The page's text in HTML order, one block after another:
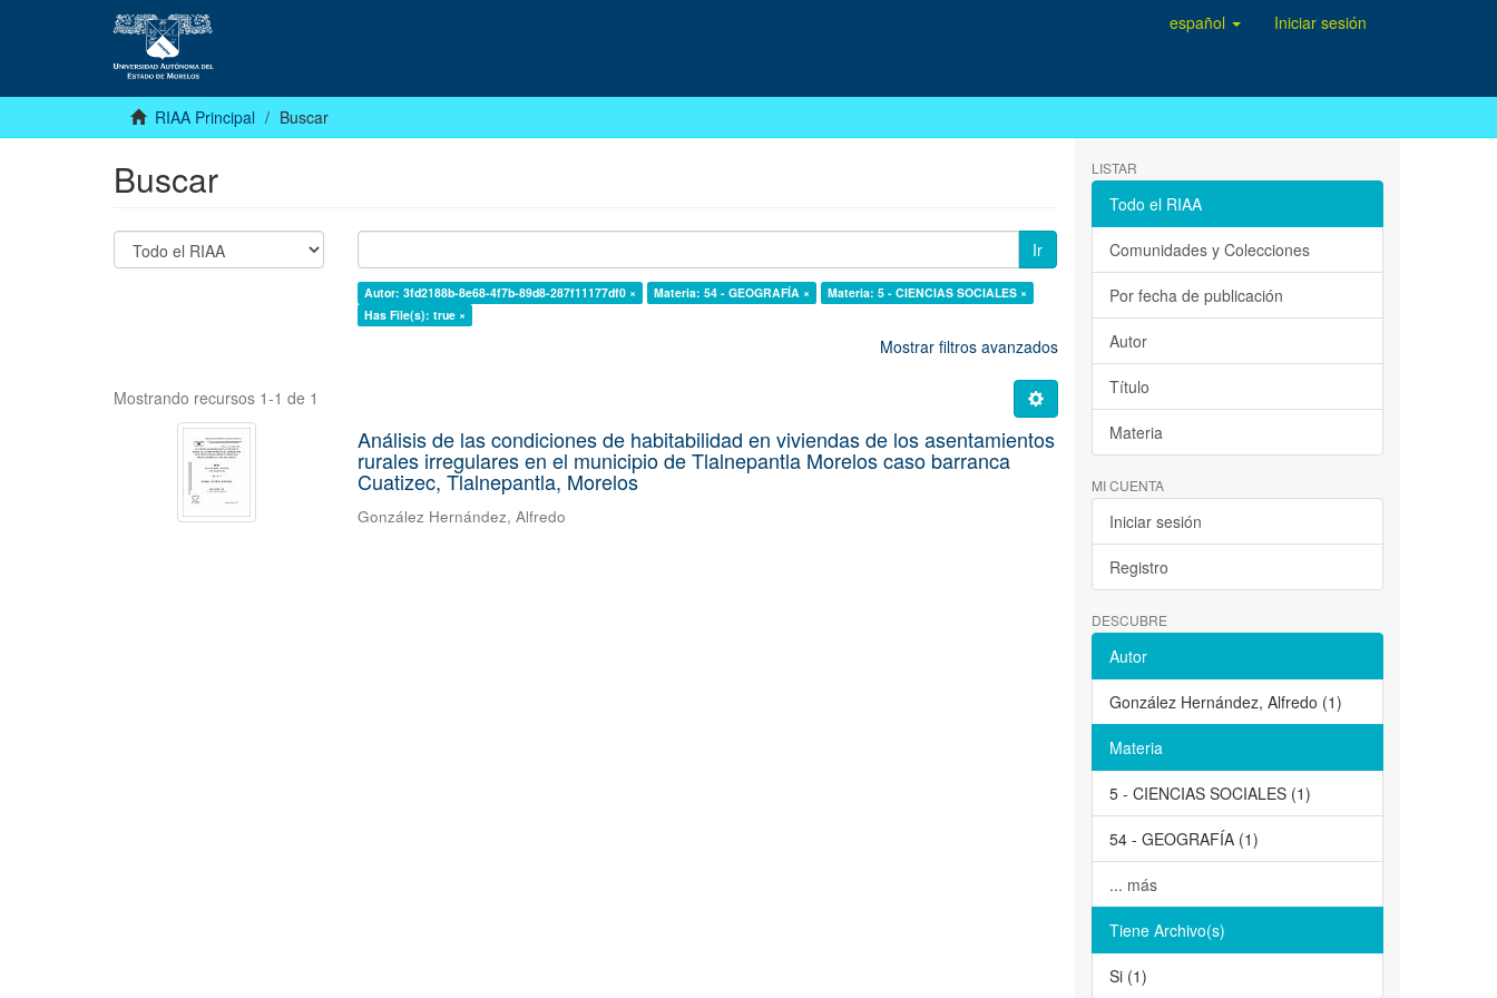
español Iniciar sesión
RIAA Principal Buscar
Buscar
Ir
Autor: 3fd2188b-8e68-4f7b-89d8-287f11177df0 × Materia: 54 - GEOGRAFÍA ×
Materia: 5 - CIENCIAS SOCIALES ×
Has File(s): true ×
Mostrar filtros avanzados
Mostrando recursos 1-1 de 1
Análisis de las condiciones de habitabilidad en viviendas de los asentamientos
rurales irregulares en el municipio de Tlalnepantla Morelos caso barranca
Cuatizec, Tlalnepantla, Morelos
González Hernández, Alfredo
LISTAR
Todo el RIAA
Comunidades y Colecciones
Por fecha de publicación
Autor
Título
Materia
MI CUENTA
Iniciar sesión
Registro
DESCUBRE
Autor
González Hernández, Alfredo (1)
Materia
5 - CIENCIAS SOCIALES (1)
54 - GEOGRAFÍA (1)
... más
Tiene Archivo(s)
Si (1)